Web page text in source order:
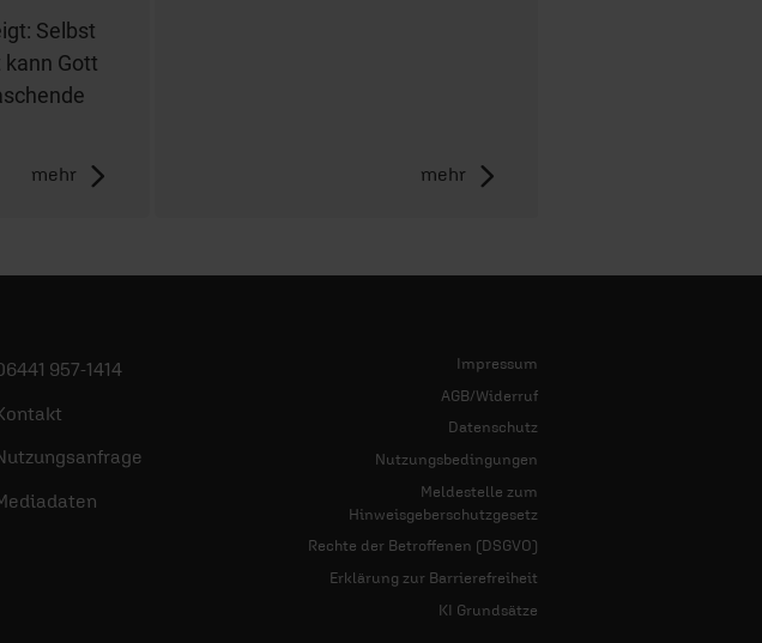
Selbst
Gott
mehr mehr
957-1414
Impressum
AGB/Widerruf
Datenschutz
Nutzungsbedingungen
Meldestelle zum
Hinweisgeberschutzgesetz
Rechte der Betroffenen (DSGVO)
Erklärung zur Barrierefreiheit
KI Grundsätze